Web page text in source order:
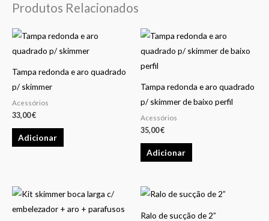
Produtos Relacionados
Tampa redonda e aro quadrado
p/ skimmer
Acessórios
33,00€
Adicionar
Tampa redonda e aro quadrado
p/ skimmer de baixo perfil
Acessórios
35,00€
Adicionar
Ralo de sucção de 2”